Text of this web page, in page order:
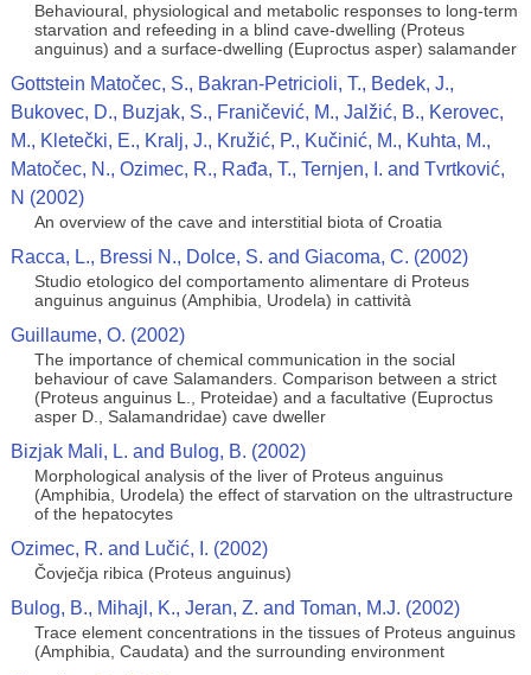
Behavioural, physiological and metabolic responses to long-term
starvation and refeeding in a blind cave-dwelling (Proteus
anguinus) and a surface-dwelling (Euproctus asper) salamander
Gottstein Matočec, S., Bakran-Petricioli, T., Bedek, J.,
Bukovec, D., Buzjak, S., Franičević, M., Jalžić, B., Kerovec,
M., Kletečki, E., Kralj, J., Kružić, P., Kučinić, M., Kuhta, M.,
Matočec, N., Ozimec, R., Rađa, T., Ternjen, I. and Tvrtković,
N (2002)
An overview of the cave and interstitial biota of Croatia
Racca, L., Bressi N., Dolce, S. and Giacoma, C. (2002)
Studio etologico del comportamento alimentare di Proteus
anguinus anguinus (Amphibia, Urodela) in cattività
Guillaume, O. (2002)
The importance of chemical communication in the social
behaviour of cave Salamanders. Comparison between a strict
(Proteus anguinus L., Proteidae) and a facultative (Euproctus
asper D., Salamandridae) cave dweller
Bizjak Mali, L. and Bulog, B. (2002)
Morphological analysis of the liver of Proteus anguinus
(Amphibia, Urodela) the effect of starvation on the ultrastructure
of the hepatocytes
Ozimec, R. and Lučić, I. (2002)
Čovječja ribica (Proteus anguinus)
Bulog, B., Mihajl, K., Jeran, Z. and Toman, M.J. (2002)
Trace element concentrations in the tissues of Proteus anguinus
(Amphibia, Caudata) and the surrounding environment